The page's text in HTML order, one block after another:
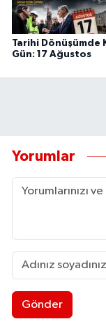
Tarihi Dönüşümde
Gün: 17 Ağustos
Yorumlar
Gönder